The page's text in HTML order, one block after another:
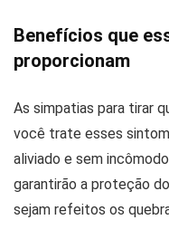
Benefícios que
proporcionam
As simpatias para tirar
você trate esses
aliviado e sem
garantirão a proteção
sejam refeitos os